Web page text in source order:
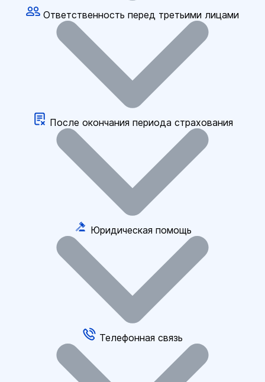
Ответственность перед третьими лицами
После окончания периода страхования
Юридическая помощь
Телефонная связь